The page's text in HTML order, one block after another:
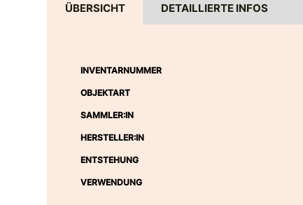
ÜBERSICHT DETAILLIERTE INFOS
INVENTARNUMMER
OBJEKTART
SAMMLER:IN
HERSTELLER:IN
ENTSTEHUNG
VERWENDUNG